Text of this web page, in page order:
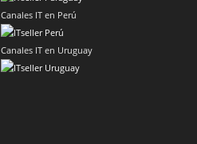
Canales IT en Perú
Canales IT en Uruguay